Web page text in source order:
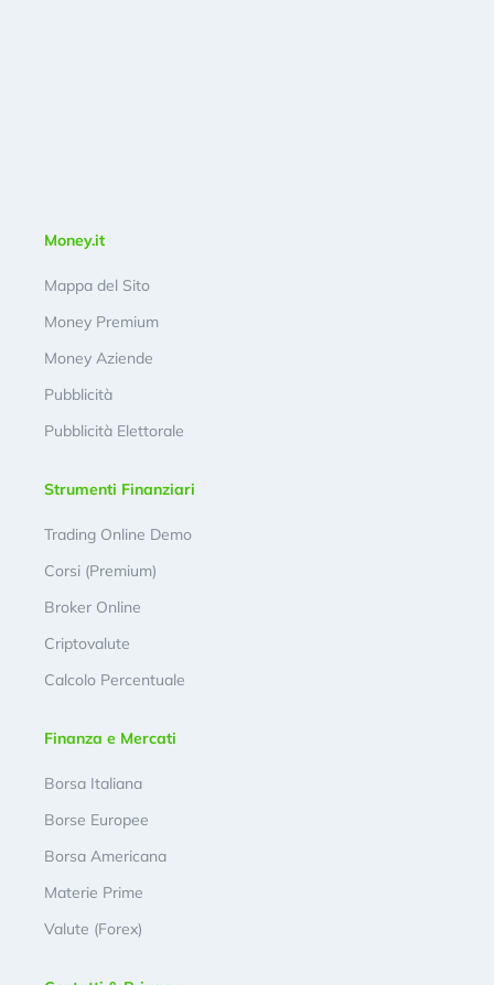
Money.it
Mappa del Sito
Money Premium
Money Aziende
Pubblicità
Pubblicità Elettorale
Strumenti Finanziari
Trading Online Demo
Corsi (Premium)
Broker Online
Criptovalute
Calcolo Percentuale
Finanza e Mercati
Borsa Italiana
Borse Europee
Borsa Americana
Materie Prime
Valute (Forex)